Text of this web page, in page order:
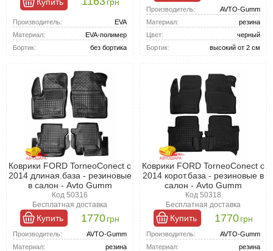
Производитель:
EVA
Материал:
EVA-полимер
Бортик:
без бортика
Производитель:
AVTO-Gumm
Материал:
резина
Цвет:
черный
Бортик:
высокий от 2 см
Коврики FORD TorneoConect с
2014 длиная.база - резиновые
в салон - Avto Gumm
Код 50316
Бесплатная доставка
Купить 1770грн
Производитель:
AVTO-Gumm
Материал:
резина
Коврики FORD TorneoConect с
2014 корот.база - резиновые в
салон - Avto Gumm
Код 50318
Бесплатная доставка
Купить 1770грн
Производитель:
AVTO-Gumm
Материал:
резина